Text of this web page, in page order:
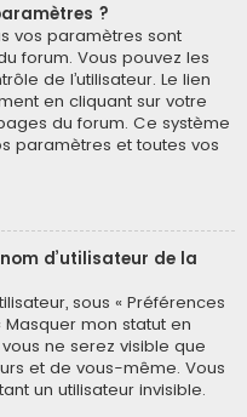
?
vos paramètres sont
forum. Vous pouvez les
de l’utilisateur. Le lien
en cliquant sur votre
du forum. Ce système
paramètres et toutes vos
d’utilisateur de la
sous « Préférences
Masquer mon statut en
ne serez visible que
et de vous-même. Vous
un utilisateur invisible.